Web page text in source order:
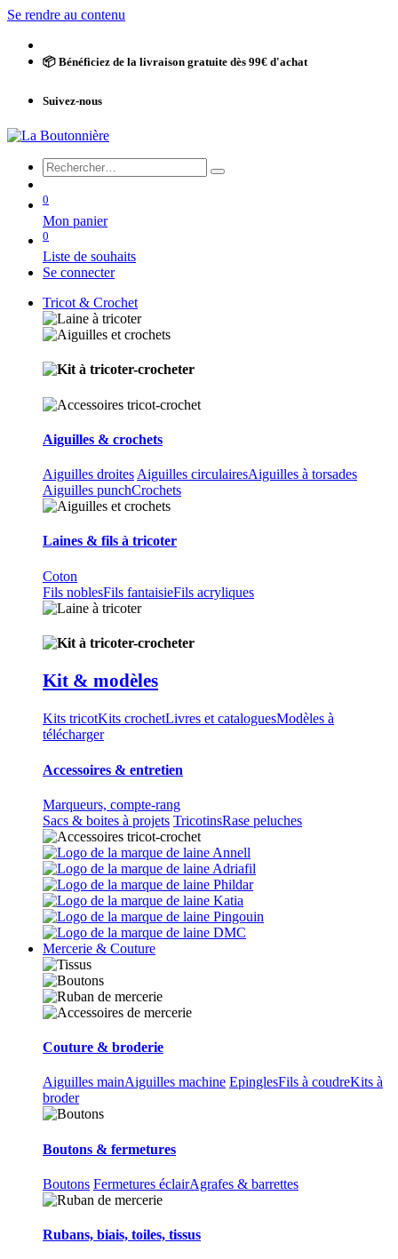
Se rendre au contenu
📦 Bénéficiez de la livraison gratuite dès 99€ d'achat
Suivez-nous
0
Mon panier
0
Liste de souhaits
Se connecter
Tricot & Crochet
Aiguilles & crochets
Aiguilles droites Aiguilles circulairesAiguilles à torsades
Aiguilles punchCrochets
Laines & fils à tricoter
Coton
Fils noblesFils fantaisieFils acryliques
Kit & modèles
Kits tricotKits crochetLivres et cataloguesModèles à
télécharger
Accessoires & entretien
Marqueurs, compte-rang
Sacs & boites à projets TricotinsRase peluches
Mercerie & Couture
Couture & broderie
Aiguilles mainAiguilles machine EpinglesFils à coudreKits à
broder
Boutons & fermetures
Boutons Fermetures éclairAgrafes & barrettes
Rubans, biais, toiles, tissus